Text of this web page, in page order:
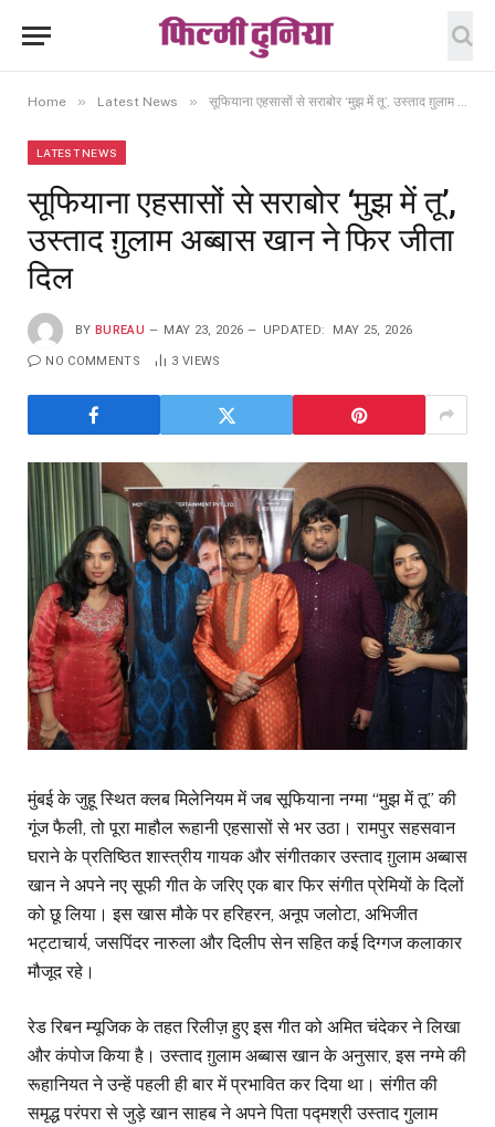
Home » Latest News » सूफियाना एहसासों से सराबोर ‘मुझ में तू’, उस्ताद ग़ुलाम अब्बास खान ने फिर जीता दिल
LATEST NEWS
सूफियाना एहसासों से सराबोर ‘मुझ में तू’,
उस्ताद ग़ुलाम अब्बास खान ने फिर जीता
दिल
BY BUREAU MAY 23, 2026 UPDATED: MAY 25, 2026
NO COMMENTS 3 VIEWS
मुंबई के जुहू स्थित क्लब मिलेनियम में जब सूफियाना नग्मा “मुझ में तू” की
गूंज फैली, तो पूरा माहौल रूहानी एहसासों से भर उठा। रामपुर सहसवान
घराने के प्रतिष्ठित शास्त्रीय गायक और संगीतकार उस्ताद ग़ुलाम अब्बास
खान ने अपने नए सूफी गीत के जरिए एक बार फिर संगीत प्रेमियों के दिलों
को छू लिया। इस खास मौके पर हरिहरन, अनूप जलोटा, अभिजीत
भट्टाचार्य, जसपिंदर नारुला और दिलीप सेन सहित कई दिग्गज कलाकार
मौजूद रहे।
रेड रिबन म्यूजिक के तहत रिलीज़ हुए इस गीत को अमित चंदेकर ने लिखा
और कंपोज किया है। उस्ताद ग़ुलाम अब्बास खान के अनुसार, इस नग्मे की
रूहानियत ने उन्हें पहली ही बार में प्रभावित कर दिया था। संगीत की
समृद्ध परंपरा से जुड़े खान साहब ने अपने पिता पद्मश्री उस्ताद गुलाम